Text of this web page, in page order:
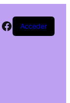
Acceder